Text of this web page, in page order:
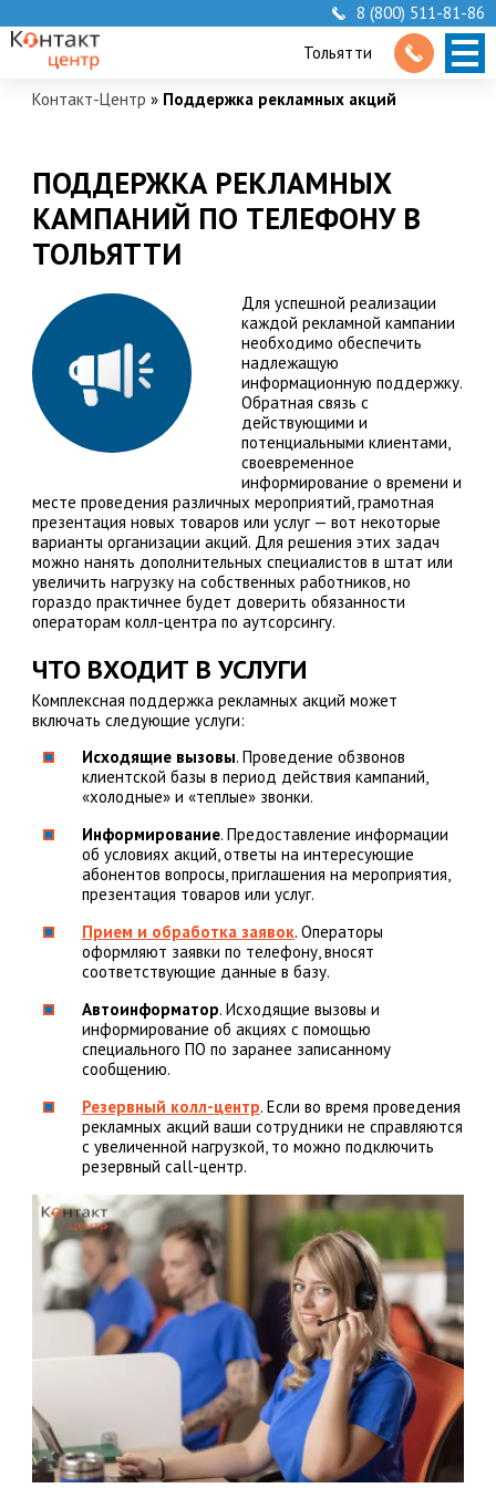
8 (800) 511-81-86
Тольятти
Контакт-Центр » Поддержка рекламных акций
ПОДДЕРЖКА РЕКЛАМНЫХ
КАМПАНИЙ ПО ТЕЛЕФОНУ В
ТОЛЬЯТТИ
Для успешной реализации
каждой рекламной кампании
необходимо обеспечить
надлежащую
информационную поддержку.
Обратная связь с
действующими и
потенциальными клиентами,
своевременное
информирование о времени и
месте проведения различных мероприятий, грамотная
презентация новых товаров или услуг — вот некоторые
варианты организации акций. Для решения этих задач
можно нанять дополнительных специалистов в штат или
увеличить нагрузку на собственных работников, но
гораздо практичнее будет доверить обязанности
операторам колл-центра по аутсорсингу.
ЧТО ВХОДИТ В УСЛУГИ
Комплексная поддержка рекламных акций может
включать следующие услуги:
Исходящие вызовы. Проведение обзвонов
клиентской базы в период действия кампаний,
«холодные» и «теплые» звонки.
Информирование. Предоставление информации
об условиях акций, ответы на интересующие
абонентов вопросы, приглашения на мероприятия,
презентация товаров или услуг.
Прием и обработка заявок. Операторы
оформляют заявки по телефону, вносят
соответствующие данные в базу.
Автоинформатор. Исходящие вызовы и
информирование об акциях с помощью
специального ПО по заранее записанному
сообщению.
Резервный колл-центр. Если во время проведения
рекламных акций ваши сотрудники не справляются
с увеличенной нагрузкой, то можно подключить
резервный call-центр.